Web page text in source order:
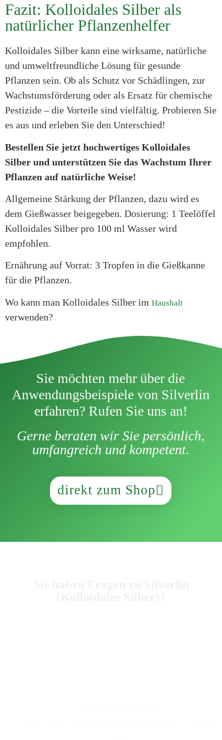
Fazit: Kolloidales Silber als
natürlicher Pflanzenhelfer
Kolloidales Silber kann eine wirksame, natürliche
und umweltfreundliche Lösung für gesunde
Pflanzen sein. Ob als Schutz vor Schädlingen, zur
Wachstumsförderung oder als Ersatz für chemische
Pestizide – die Vorteile sind vielfältig. Probieren Sie
es aus und erleben Sie den Unterschied!
Bestellen Sie jetzt hochwertiges Kolloidales
Silber und unterstützen Sie das Wachstum Ihrer
Pflanzen auf natürliche Weise!
Allgemeine Stärkung der Pflanzen, dazu wird es
dem Gießwasser beigegeben. Dosierung: 1 Teelöffel
Kolloidales Silber pro 100 ml Wasser wird
empfohlen.
Ernährung auf Vorrat: 3 Tropfen in die Gießkanne
für die Pflanzen.
Wo kann man Kolloidales Silber im Haushalt
verwenden?
Sie möchten mehr über die
Anwendungsbeispiele von Silverlin
erfahren? Rufen Sie uns an!
Gerne beraten wir Sie persönlich,
umfangreich und kompetent.
direkt zum Shop